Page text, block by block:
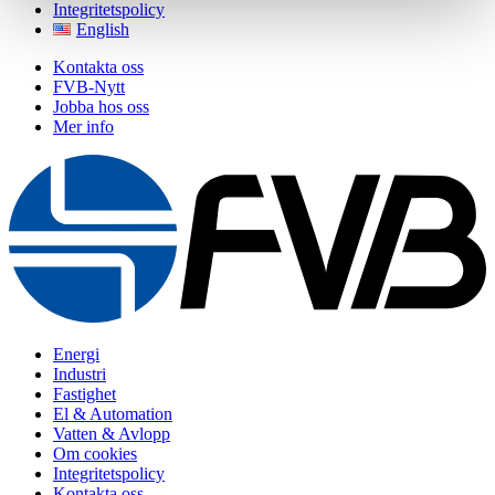
Integritetspolicy
English
Kontakta oss
FVB-Nytt
Jobba hos oss
Mer info
Energi
Industri
Fastighet
El & Automation
Vatten & Avlopp
Om cookies
Integritetspolicy